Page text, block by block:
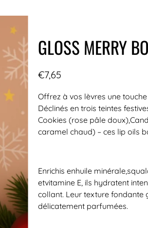
GLOSS MERRY
€7,65
Offrez à vos lèvres une
Déclinés en trois teintes
Cookies (rose pâle doux),
caramel chaud) – ces lip oils
Enrichis enhuile minérale,
etvitamine E, ils hydratent
collant. Leur texture fondante
délicatement parfumées.